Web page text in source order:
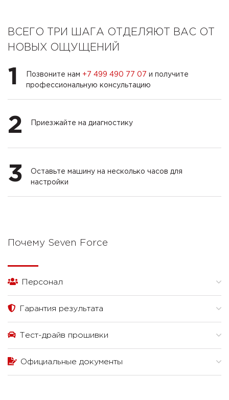
ВСЕГО ТРИ ШАГА ОТДЕЛЯЮТ ВАС ОТ
НОВЫХ ОЩУЩЕНИЙ
1 Позвоните нам +7 499 490 77 07 и получите
профессиональную консультацию
2 Приезжайте на диагностику
3
Оставьте машину на несколько часов для
настройки
Почему Seven Force
Персонал
Гарантия результата
Тест-драйв прошивки
Официальные документы